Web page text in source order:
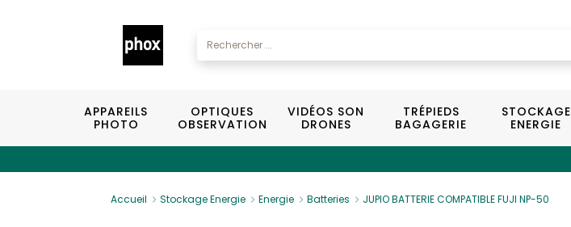
APPAREILS
PHOTO
OPTIQUES
OBSERVATION
VIDÉOS SON
DRONES
TRÉPIEDS
BAGAGERIE
STOCKAGE
ENERGIE
Accueil Stockage Energie Energie Batteries JUPIO BATTERIE COMPATIBLE FUJI NP-50